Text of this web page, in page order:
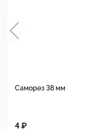
Саморез 38 мм
4 ₽